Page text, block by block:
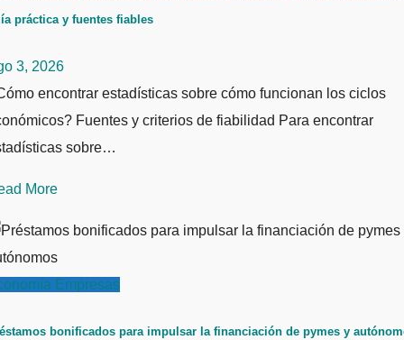
práctica y fuentes fiables
3, 2026
encontrar estadísticas sobre cómo funcionan los ciclos
Fuentes y criterios de fiabilidad Para encontrar
sobre…
More
Empresas
bonificados para impulsar la financiación de pymes y